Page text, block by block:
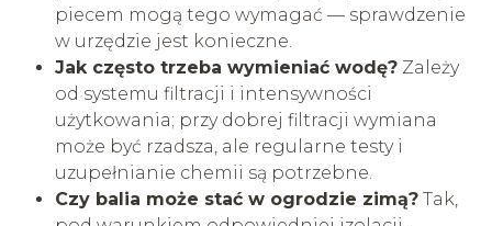
piecem mogą tego wymagać — sprawdzenie
w urzędzie jest konieczne.
Jak często trzeba wymieniać wodę?Zależy
od systemu filtracji i intensywności
użytkowania; przy dobrej filtracji wymiana
może być rzadsza, ale regularne testy i
uzupełnianie chemii są potrzebne.
Czy balia może stać w ogrodzie zimą?Tak,